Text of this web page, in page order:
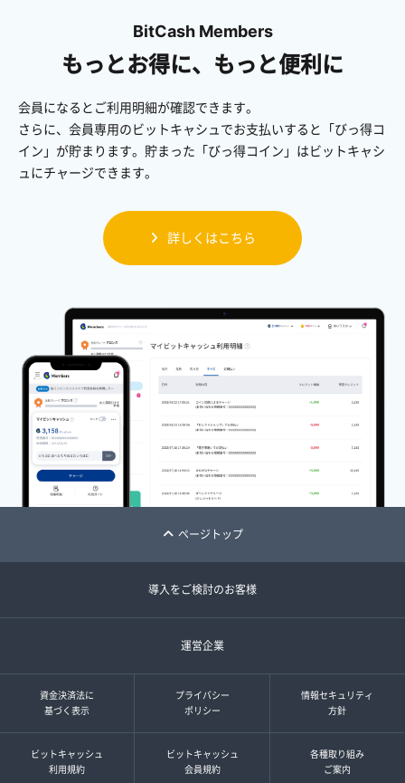
BitCash Members
もっとお得に、もっと便利に
会員になるとご利用明細が確認できます。
さらに、会員専用のビットキャシュでお支払いすると「びっ得コ
イン」が貯まります。貯まった「びっ得コイン」はビットキャシ
ュにチャージできます。
詳しくはこちら
ページトップ
導入をご検討のお客様
運営企業
資金決済法に
基づく表示
プライバシー
ポリシー
情報セキュリティ
方針
ビットキャッシュ
利用規約
ビットキャッシュ
会員規約
各種取り組み
ご案内